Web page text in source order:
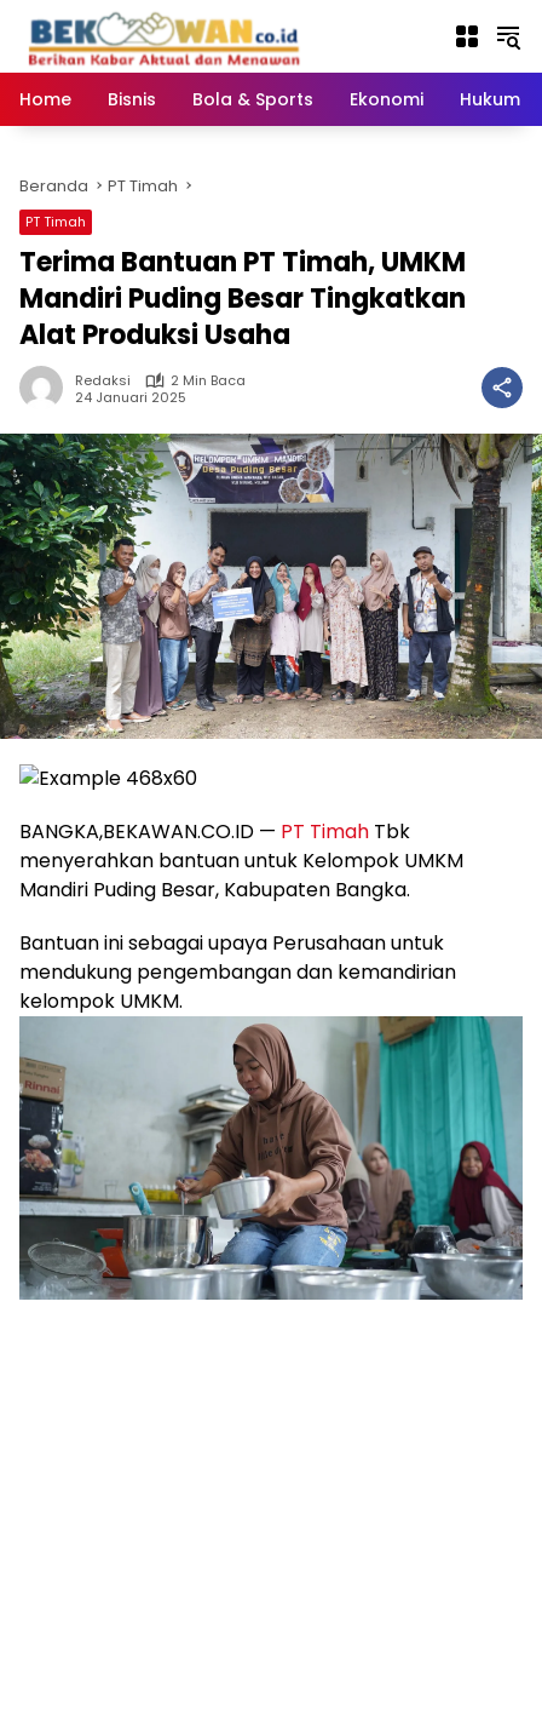
konten
Home
Bisnis Bola & Sports Ekonomi Hukum
Beranda PT Timah
PT Timah
Terima Bantuan PT Timah, UMKM
Mandiri Puding Besar Tingkatkan
Alat Produksi Usaha
Redaksi
2 Min Baca
24 Januari 2025
BANGKA,BEKAWAN.CO.ID — PT Timah Tbk
menyerahkan bantuan untuk Kelompok UMKM
Mandiri Puding Besar, Kabupaten Bangka.
Bantuan ini sebagai upaya Perusahaan untuk
mendukung pengembangan dan kemandirian
kelompok UMKM.